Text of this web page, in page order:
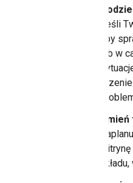
Jeśli
aby
lub w